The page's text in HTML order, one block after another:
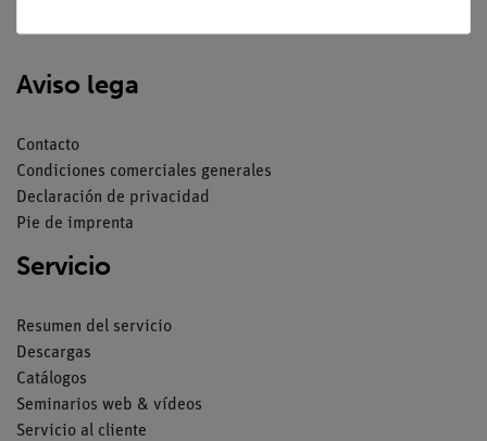
Aviso lega
Contacto
Condiciones comerciales generales
Declaración de privacidad
Pie de imprenta
Servicio
Resumen del servicio
Descargas
Catálogos
Seminarios web & vídeos
Servicio al cliente